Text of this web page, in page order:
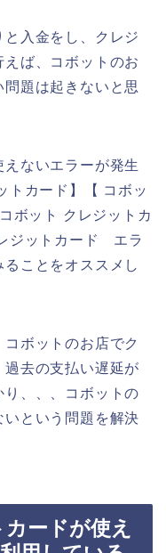
入金をし、クレジ
ば、コボットのお
題は起きないと思
ないエラーが発生
トカード】【 コボッ
ボット クレジットカ
ジットカード エラ
ことをオススメし
ボットのお店でク
去の支払い遅延が
、、、コボットの
という問題を解決
ードが使え